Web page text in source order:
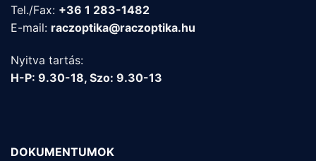
Tel./Fax: +36 1 283-1482
E-mail: raczoptika@raczoptika.hu
Nyitva tartás:
H-P: 9.30-18, Szo: 9.30-13
DOKUMENTUMOK